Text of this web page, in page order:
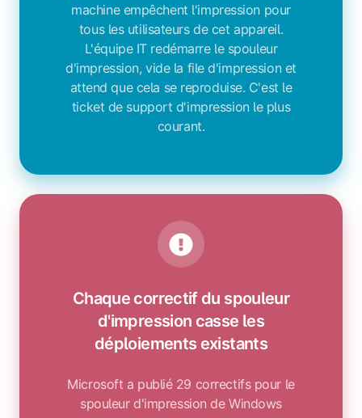
machine empêchent l'impression pour
tous les utilisateurs de cet appareil.
L'équipe IT redémarre le spouleur
d'impression, vide la file d'impression et
attend que cela se reproduise. C'est le
ticket de support d'impression le plus
courant.
Chaque correctif du spouleur
d'impression casse les
déploiements existants
Microsoft a publié 29 correctifs pour le
spouleur d'impression de Windows